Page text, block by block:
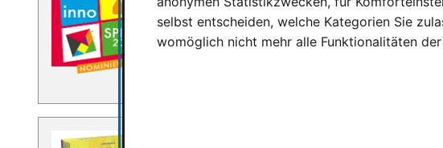
Die Nominierten zum InnoSPIEL 2023 stehen
Geschätze Lesezeit: 3 Minuten In einer
selbst entscheiden, welche Kategorien Sie
womöglich nicht mehr alle Funktionalitäten